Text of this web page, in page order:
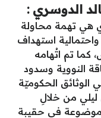
الدوسري :
هي تهمة محاولة
استهداف
كما تم اتُهامه
النووية وسدود
الوثائق الحكوميّة
ليلي من خلالِ
في حقيبة